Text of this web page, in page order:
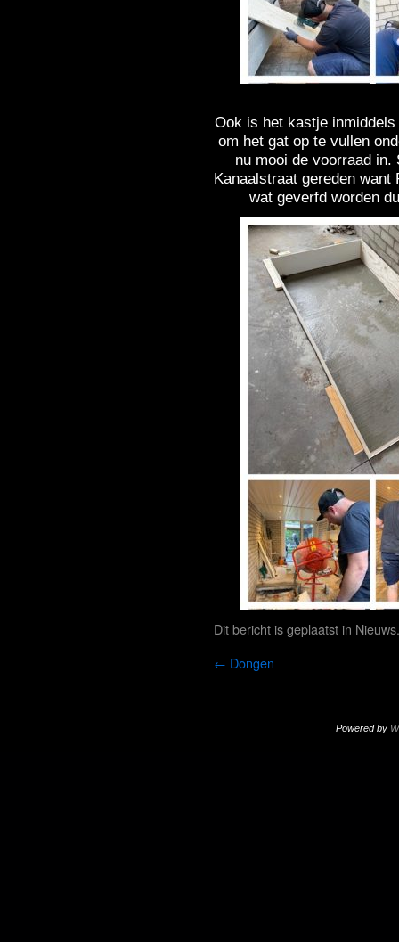
Ook is het kastje
om het gat op te vullen
nu mooi de voorraad
Kanaalstraat gereden
wat geverfd worden
Dit bericht is geplaatst in Nieuws
← Dongen
Powered by